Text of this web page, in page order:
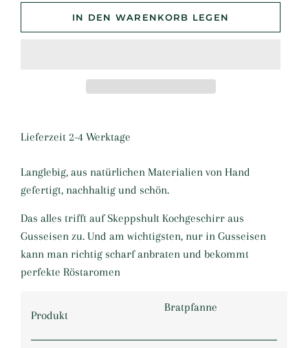
IN DEN WARENKORB LEGEN
Lieferzeit 2-4 Werktage
Langlebig, aus natürlichen Materialien von Hand
gefertigt, nachhaltig und schön.
Das alles trifft auf Skeppshult Kochgeschirr aus
Gusseisen zu. Und am wichtigsten, nur in Gusseisen
kann man richtig scharf anbraten und bekommt
perfekte Röstaromen
Produkt
Bratpfanne